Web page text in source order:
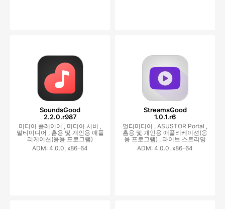
SoundsGood
2.2.0.r987
미디어 플레이어 , 미디어 서버 ,
멀티미디어 , 홈용 및 개인용 애플
리케이션(응용 프로그램)
ADM: 4.0.0, x86-64
StreamsGood
1.0.1.r6
멀티미디어 , ASUSTOR Portal ,
홈용 및 개인용 애플리케이션(응
용 프로그램) , 라이브 스트리밍
ADM: 4.0.0, x86-64